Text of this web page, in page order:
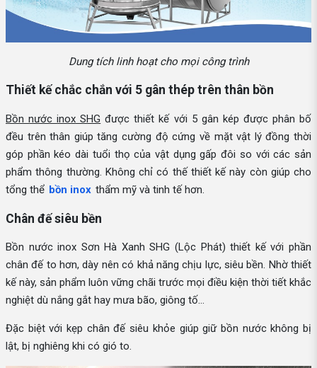
Dung tích linh hoạt cho mọi công trình
Thiết kế chắc chắn với 5 gân thép trên thân bồn
Bồn nước inox SHG được thiết kế với 5 gân kép được phân bố
đều trên thân giúp tăng cường độ cứng về mặt vật lý đồng thời
góp phần kéo dài tuổi thọ của vật dụng gấp đôi so với các sản
phẩm thông thường. Không chỉ có thế thiết kế này còn giúp cho
tổng thể bồn inox thẩm mỹ và tinh tế hơn.
Chân đế siêu bền
Bồn nước inox Sơn Hà Xanh SHG (Lộc Phát) thiết kế với phần
chân đế to hơn, dày nên có khả năng chịu lực, siêu bền. Nhờ thiết
kế này, sản phẩm luôn vững chãi trước mọi điều kiện thời tiết khắc
nghiệt dù nắng gắt hay mưa bão, giông tố…
Đặc biệt với kẹp chân đế siêu khỏe giúp giữ bồn nước không bị
lật, bị nghiêng khi có gió to.